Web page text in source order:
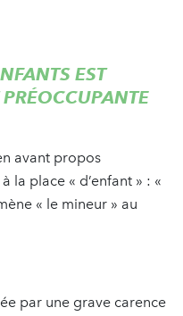
EST
avant propos
la place « d’enfant » : «
« le mineur » au
par une grave carence